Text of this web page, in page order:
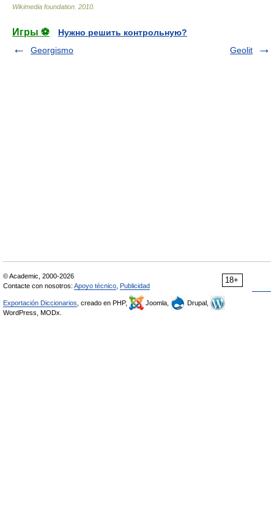
Wikimedia foundation 2010
Игры ⚽
Нужно решить контрольную?
Georgismo
Geolit
18+
© Academic, 2000-2026
Contacte con nosotros: Apoyo técnico Publicidad
Exportación Diccionarios , creado en PHP, Joomla,
Drupal,
WordPress, MODx.